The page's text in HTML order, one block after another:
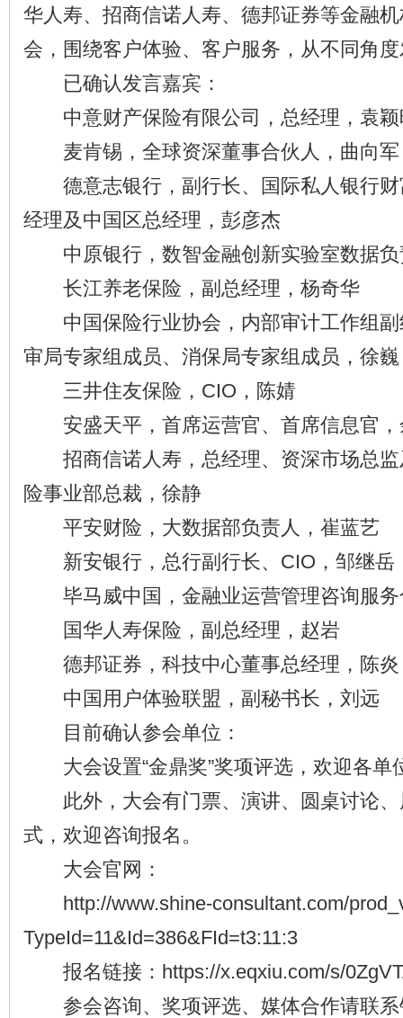
华人寿、招商信诺人寿、德邦证券等金融
会，围绕客户体验、客户服务，从不同角
已确认发言嘉宾：
中意财产保险有限公司，总经理，袁颖
麦肯锡，全球资深董事合伙人，曲向军
德意志银行，副行长、国际私人银行财
经理及中国区总经理，彭彦杰
中原银行，数智金融创新实验室数据负
长江养老保险，副总经理，杨奇华
中国保险行业协会，内部审计工作组副
审局专家组成员、消保局专家组成员，徐巍
三井住友保险，CIO，陈婧
安盛天平，首席运营官、首席信息官，
招商信诺人寿，总经理、资深市场总监
险事业部总裁，徐静
平安财险，大数据部负责人，崔蓝艺
新安银行，总行副行长、CIO，邹继岳
毕马威中国，金融业运营管理咨询服务
国华人寿保险，副总经理，赵岩
德邦证券，科技中心董事总经理，陈炎
中国用户体验联盟，副秘书长，刘远
目前确认参会单位：
大会设置“金鼎奖”奖项评选，欢迎各单
此外，大会有门票、演讲、圆桌讨论、
式，欢迎咨询报名。
大会官网：
http://www.shine-consultant.com/
TypeId=11&Id=386&FId=t3:11:3
报名链接：https://x.eqxiu.com/s/
参会咨询、奖项评选、媒体合作请联系